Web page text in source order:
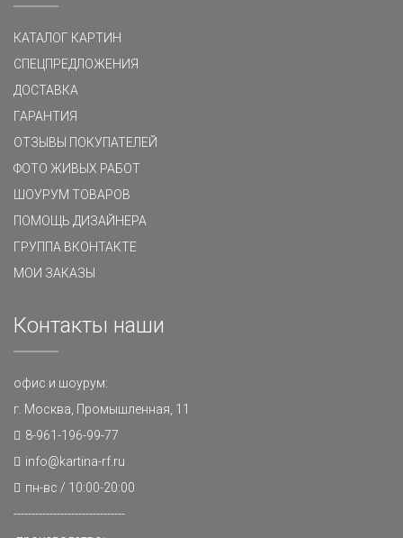
КАТАЛОГ КАРТИН
СПЕЦПРЕДЛОЖЕНИЯ
ДОСТАВКА
ГАРАНТИЯ
ОТЗЫВЫ ПОКУПАТЕЛЕЙ
ФОТО ЖИВЫХ РАБОТ
ШОУРУМ ТОВАРОВ
ПОМОЩЬ ДИЗАЙНЕРА
ГРУППА ВКОНТАКТЕ
МОИ ЗАКАЗЫ
Контакты наши
офис и шоурум:
г. Москва, Промышленная, 11
8-961-196-99-77
info@kartina-rf.ru
пн-вс / 10:00-20:00
-------------------------------